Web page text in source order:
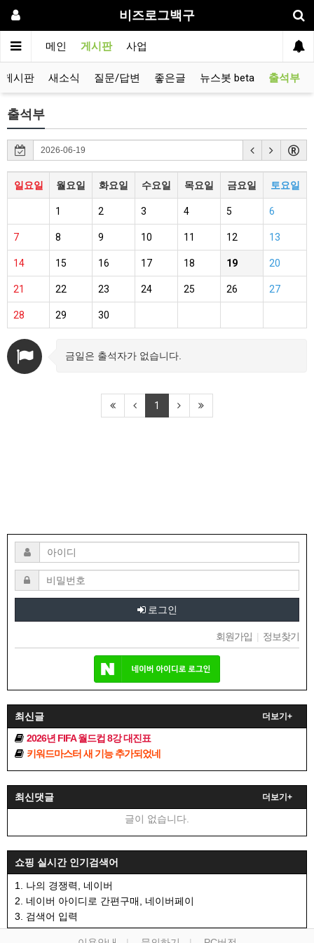
비즈로그백구
메인 게시판 사업
게시판 새소식 질문/답변 좋은글 뉴스봇 beta 출석부
출석부
일요일 월요일 화요일 수요일 목요일 금요일 토요일
1 2 3 4 5 6
7 8 9 10 11 12 13
14 15 16 17 18 19 20
21 22 23 24 25 26 27
28 29 30
금일은 출석자가 없습니다.
1
로그인
회원가입 | 정보찾기
최신글 더보기+
2026년 FIFA 월드컵 8강 대진표
키워드마스터 새 기능 추가되었네
최신댓글 더보기+
글이 없습니다.
쇼핑 실시간 인기검색어
1. 나의 경쟁력, 네이버
2. 네이버 아이디로 간편구매, 네이버페이
3. 검색어 입력